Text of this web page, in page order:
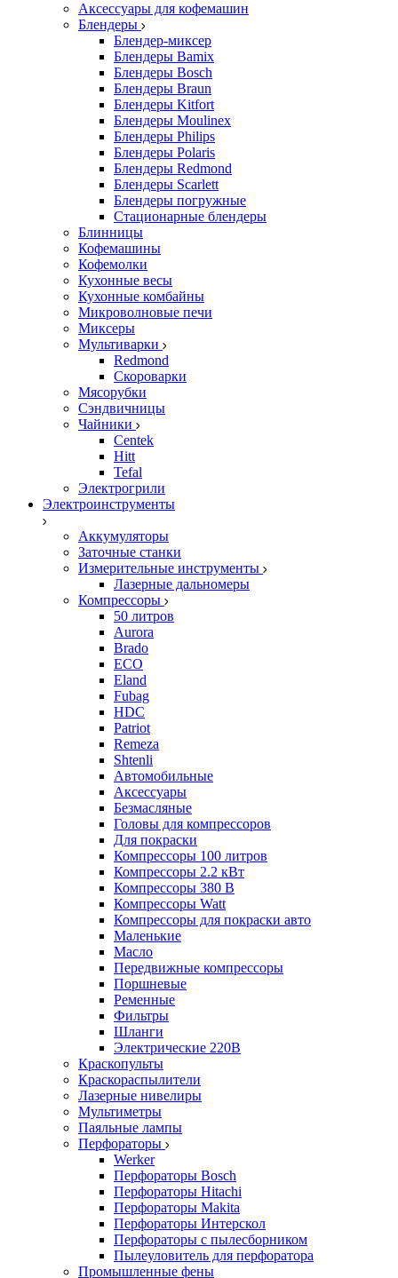
Аксессуары для кофемашин
Блендеры
Блендер-миксер
Блендеры Bamix
Блендеры Bosch
Блендеры Braun
Блендеры Kitfort
Блендеры Moulinex
Блендеры Philips
Блендеры Polaris
Блендеры Redmond
Блендеры Scarlett
Блендеры погружные
Стационарные блендеры
Блинницы
Кофемашины
Кофемолки
Кухонные весы
Кухонные комбайны
Микроволновые печи
Миксеры
Мультиварки
Redmond
Скороварки
Мясорубки
Сэндвичницы
Чайники
Centek
Hitt
Tefal
Электрогрили
Электроинструменты
Аккумуляторы
Заточные станки
Измерительные инструменты
Лазерные дальномеры
Компрессоры
50 литров
Aurora
Brado
ECO
Eland
Fubag
HDC
Patriot
Remeza
Shtenli
Автомобильные
Аксессуары
Безмасляные
Головы для компрессоров
Для покраски
Компрессоры 100 литров
Компрессоры 2.2 кВт
Компрессоры 380 В
Компрессоры Watt
Компрессоры для покраски авто
Маленькие
Масло
Передвижные компрессоры
Поршневые
Ременные
Фильтры
Шланги
Электрические 220В
Краскопульты
Краскораспылители
Лазерные нивелиры
Мультиметры
Паяльные лампы
Перфораторы
Werker
Перфораторы Bosch
Перфораторы Hitachi
Перфораторы Makita
Перфораторы Интерскол
Перфораторы с пылесборником
Пылеуловитель для перфоратора
Промышленные фены